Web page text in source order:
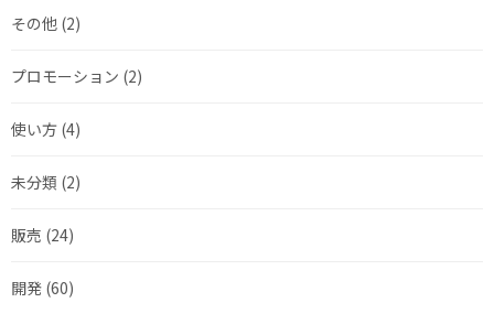
その他 (2)
プロモーション (2)
使い方 (4)
未分類 (2)
販売 (24)
開発 (60)